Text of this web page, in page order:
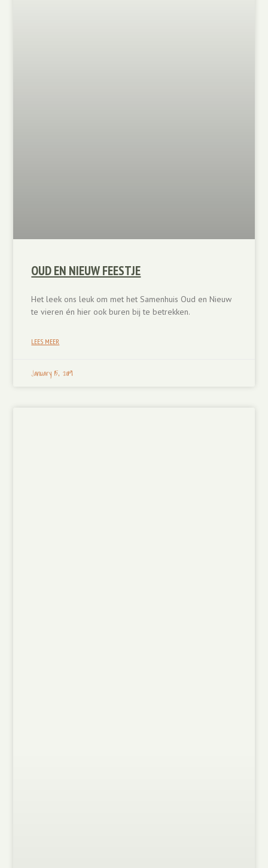
OUD EN NIEUW FEESTJE
Het leek ons leuk om met het Samenhuis Oud en Nieuw
te vieren én hier ook buren bij te betrekken.
LEES MEER
January 15, 2019